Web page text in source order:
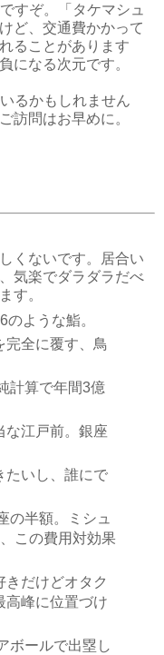
すぞ。「タケマシュ
ど、交通費かかって
ることがあります
になる次元です。
るかもしれません
訪問はお早めに。
くないです。居合い
気楽でダラダラだべ
す。
ような鮨。
全に覆す、鳥
算で年間3億
江戸前。銀座
いし、誰にで
半額。ミシュ
この費用対効果
だけどオタク
高峰に位置づけ
ールで出塁し